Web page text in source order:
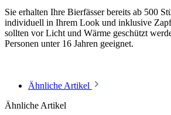
Sie erhalten Ihre Bierfässer bereits ab 500
individuell in Ihrem Look und inklusive
sollten vor Licht und Wärme geschützt
Personen unter 16 Jahren geeignet.
Ähnliche Artikel
Ähnliche Artikel